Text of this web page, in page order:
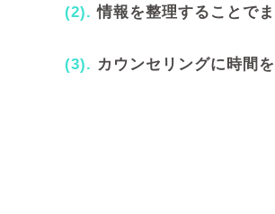
(2).情報を整理することで
(3). カウンセリングに時間